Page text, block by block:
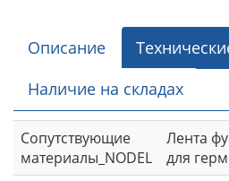
Описание
Наличие на складах
Сопутствующие
материалы_NODEL
Лента
для